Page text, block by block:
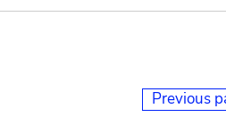
Previous